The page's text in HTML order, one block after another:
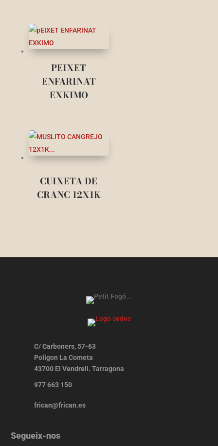
PEIXET
ENFARINAT
EXKIMO
CUIXETA DE
CRANC 12X1K
C/ Carboners, 57-63
Polígon La Cometa
43700 El Vendrell. Tarragona
977 663 150
frican@frican.es
Segueix-nos